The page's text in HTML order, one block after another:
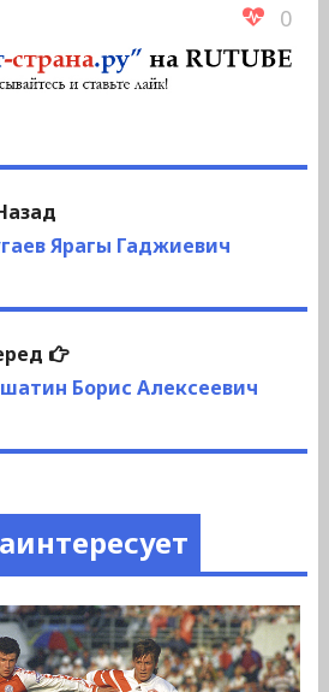
0
Предыдущая
запись:
Ярагы Гаджиевич
Следующая
запись:
Борис Алексеевич